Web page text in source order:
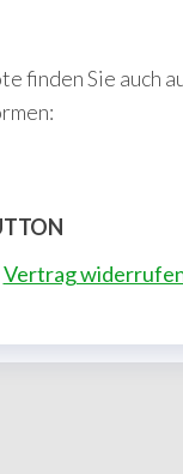
finden Sie auch
Vertrag